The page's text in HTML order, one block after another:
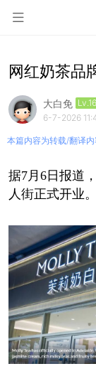
网红奶茶品
大白免
6-7-2026
本篇内容为转载/翻译
据7月6日报道
人街正式开业。